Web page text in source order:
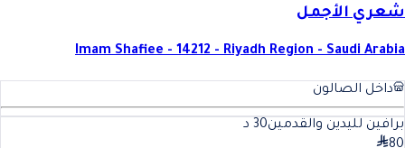
شعري الأجمل
Imam Shafiee - 14212 - Riyadh Region - Saudi Arabia
داخل الصالون
برافين لليدين والقدمين30 د
80